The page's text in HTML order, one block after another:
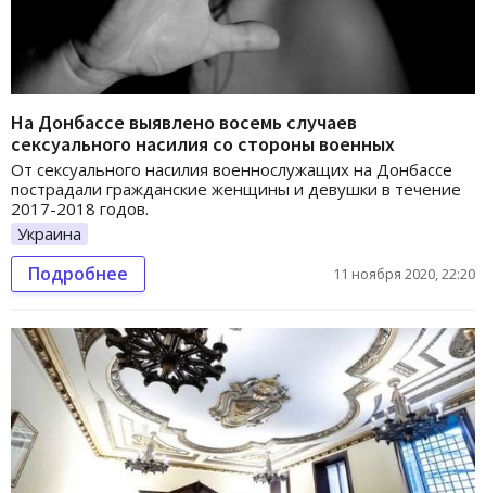
На Донбассе выявлено восемь случаев
сексуального насилия со стороны военных
От сексуального насилия военнослужащих на Донбассе
пострадали гражданские женщины и девушки в течение
2017-2018 годов.
Украина
Подробнее 11 ноября 2020, 22:20